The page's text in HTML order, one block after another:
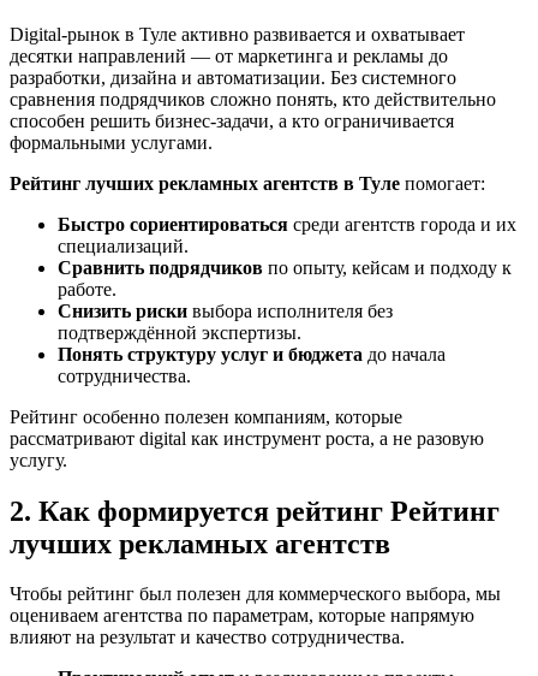
Digital-рынок в Туле активно развивается и охватывает
десятки направлений — от маркетинга и рекламы до
разработки, дизайна и автоматизации. Без системного
сравнения подрядчиков сложно понять, кто действительно
способен решить бизнес-задачи, а кто ограничивается
формальными услугами.
Рейтинг лучших рекламных агентств в Туле помогает:
Быстро сориентироваться среди агентств города и их
специализаций.
Сравнить подрядчиков по опыту, кейсам и подходу к
работе.
Снизить риски выбора исполнителя без
подтверждённой экспертизы.
Понять структуру услуг и бюджета до начала
сотрудничества.
Рейтинг особенно полезен компаниям, которые
рассматривают digital как инструмент роста, а не разовую
услугу.
2. Как формируется рейтинг Рейтинг
лучших рекламных агентств
Чтобы рейтинг был полезен для коммерческого выбора, мы
оцениваем агентства по параметрам, которые напрямую
влияют на результат и качество сотрудничества.